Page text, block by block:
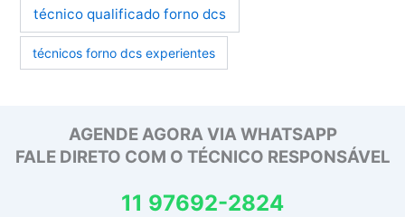
técnico qualificado forno dcs
técnicos forno dcs experientes
AGENDE AGORA VIA WHATSAPP
FALE DIRETO COM O TÉCNICO RESPONSÁVEL
11 97692-2824